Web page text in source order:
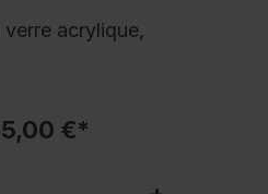
acrylique,
€*